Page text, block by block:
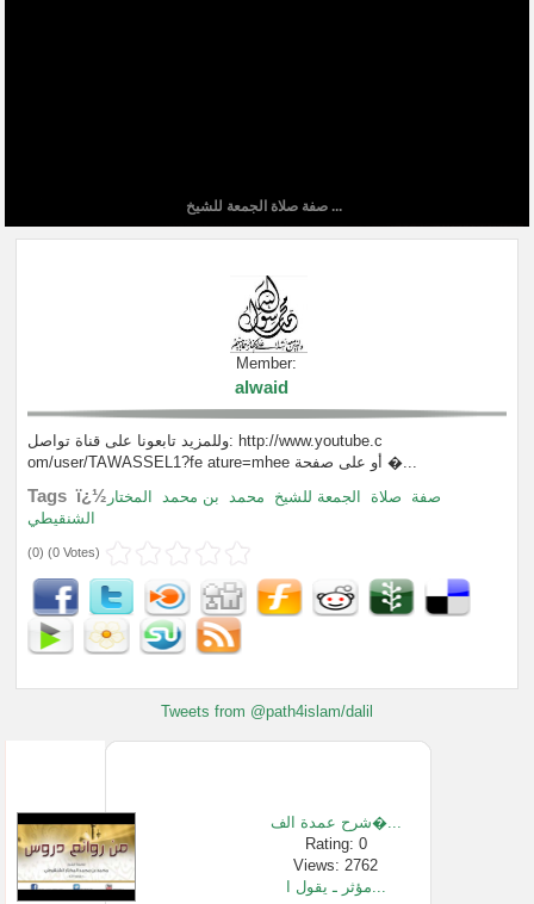
صفة صلاة الجمعة للشيخ ...
Member:
alwaid
وللمزيد تابعونا على قناة تواصل: http://www.youtube.c
om/user/TAWASSEL1?fe ature=mhee أو على صفحة �...
Tags ï¿½ صفة صلاة الجمعة للشيخ محمد بن محمد
المختار
الشنقيطي
(0) (0 Votes)
Tweets from @path4islam/dalil
شرح عمدة الف�...
Rating: 0
Views: 2762
مؤثر ـ يقول ا...